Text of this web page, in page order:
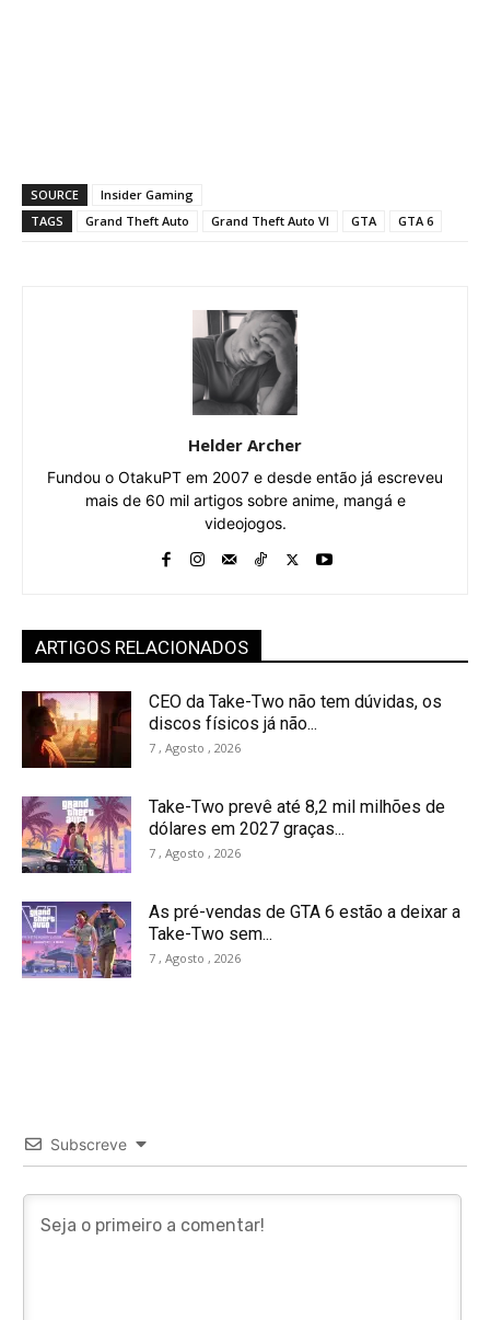
SOURCE
Insider Gaming
TAGS
Grand Theft Auto Grand Theft Auto VI GTA GTA 6
Helder Archer
Fundou o OtakuPT em 2007 e desde então já escreveu
mais de 60 mil artigos sobre anime, mangá e
videojogos.
ARTIGOS RELACIONADOS
CEO da Take-Two não tem dúvidas, os
discos físicos já não...
7 , Agosto , 2026
Take-Two prevê até 8,2 mil milhões de
dólares em 2027 graças...
7 , Agosto , 2026
As pré-vendas de GTA 6 estão a deixar a
Take-Two sem...
7 , Agosto , 2026
Subscreve